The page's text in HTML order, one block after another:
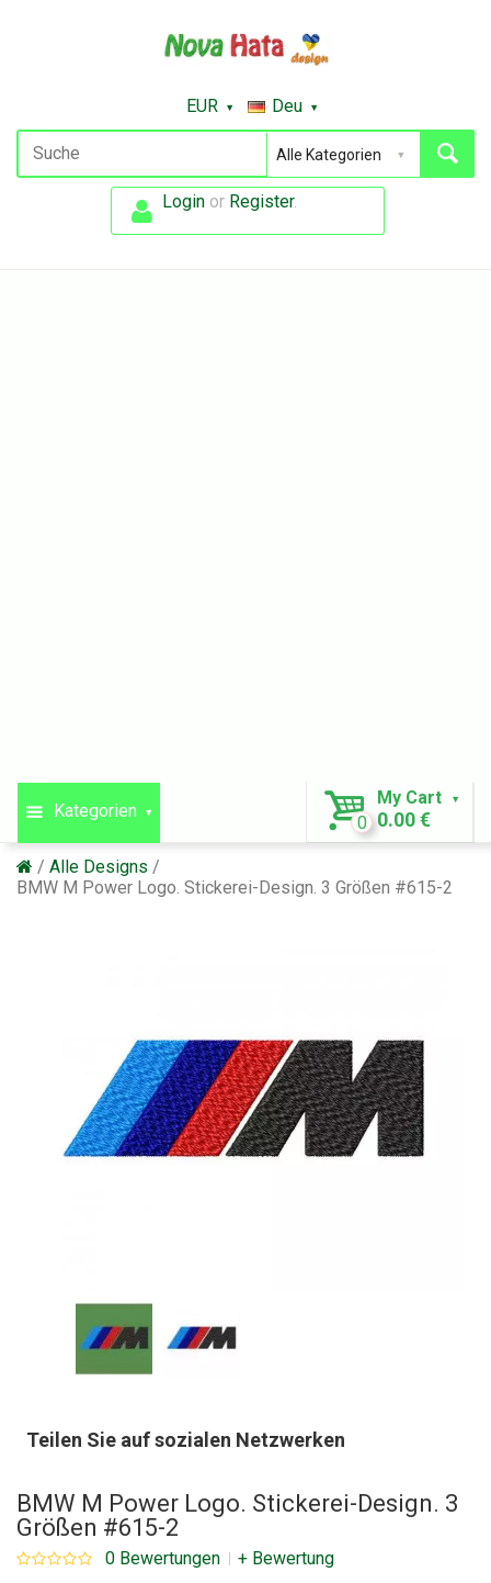
EUR Deu
Login or Register.
Kategorien
My Cart
0 0.00 €
Alle Designs
BMW M Power Logo. Stickerei-Design. 3 Größen #615-2
Teilen Sie auf sozialen Netzwerken
BMW M Power Logo. Stickerei-Design. 3
Größen #615-2
0 Bewertungen + Bewertung